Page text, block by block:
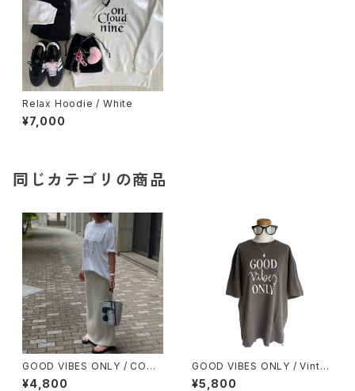
Relax Hoodie / White
¥7,000
同じカテゴリの商品
GOOD VIBES ONLY / COMF
Y BIG TEE
¥4,800
GOOD VIBES ONLY / Vinta
ge Style Tee / GRAY
¥5,800